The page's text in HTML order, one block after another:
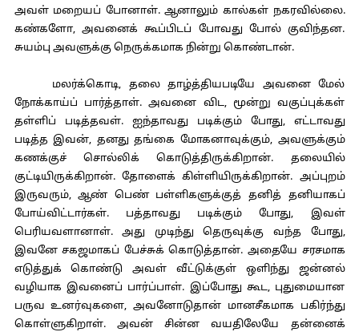
அவள் மறையப் போனாள். ஆனாலும் கால்கள் நகரவில்லை.
கண்களோ, அவனைக் கூப்பிடப் போவது போல் குவிந்தன.
சுயம்பு அவளுக்கு நெருக்கமாக நின்று கொண்டான்.
மலர்க்கொடி, தலை தாழ்த்தியபடியே அவனை மேல்
நோக்காய்ப் பார்த்தாள். அவனை விட, மூன்று வகுப்புக்கள்
தள்ளிப் படித்தவள். ஐந்தாவது படிக்கும் போது, எட்டாவது
படித்த இவன், தனது தங்கை மோகனாவுக்கும், அவளுக்கும்
கணக்குச் சொல்லிக் கொடுத்திருக்கிறான். தலையில்
குட்டியிருக்கிறான். தோளைக் கிள்ளியிருக்கிறான். அப்புறம்
இருவரும், ஆண் பெண் பள்ளிகளுக்குத் தனித் தனியாகப்
போய்விட்டார்கள். பத்தாவது படிக்கும் போது, இவள்
பெரியவளானாள். அது முடிந்து தெருவுக்கு வந்த போது,
இவனே சகஜமாகப் பேச்சுக் கொடுத்தான். அதையே சரசமாக
எடுத்துக் கொண்டு அவள் வீட்டுக்குள் ஒளிந்து ஜன்னல்
வழியாக இவனைப் பார்ப்பாள். இப்போது கூட, புதுமையான
பருவ உனர்வுகளை, அவனோடுதான் மானசீகமாக பகிர்ந்து
கொள்ளுகிறாள். அவன் சின்ன வயதிலேயே தன்னைக்